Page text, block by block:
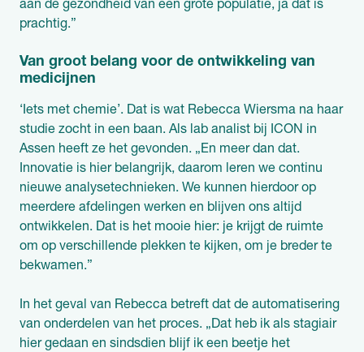
aan de gezondheid van een grote populatie, ja dat is
prachtig.”
Van groot belang voor de ontwikkeling van
medicijnen
‘Iets met chemie’. Dat is wat Rebecca Wiersma na haar
studie zocht in een baan. Als lab analist bij ICON in
Assen heeft ze het gevonden. „En meer dan dat.
Innovatie is hier belangrijk, daarom leren we continu
nieuwe analysetechnieken. We kunnen hierdoor op
meerdere afdelingen werken en blijven ons altijd
ontwikkelen. Dat is het mooie hier: je krijgt de ruimte
om op verschillende plekken te kijken, om je breder te
bekwamen.”
In het geval van Rebecca betreft dat de automatisering
van onderdelen van het proces. „Dat heb ik als stagiair
hier gedaan en sindsdien blijf ik een beetje het